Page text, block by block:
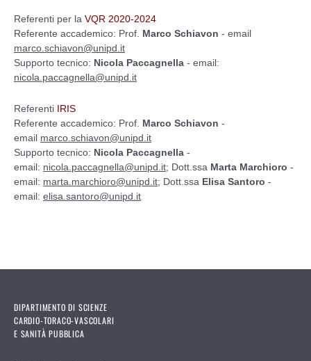
Referenti per la VQR 2020-2024
Referente accademico: Prof. Marco Schiavon - email
marco.schiavon@unipd.it
Supporto tecnico: Nicola Paccagnella - email:
nicola.paccagnella@unipd.it
Referenti IRIS
Referente accademico: Prof. Marco Schiavon -
email marco.schiavon@unipd.it
Supporto tecnico: Nicola Paccagnella -
email: nicola.paccagnella@unipd.it; Dott.ssa Marta Marchioro -
email: marta.marchioro@unipd.it; Dott.ssa Elisa Santoro -
email: elisa.santoro@unipd.it
DIPARTIMENTO DI SCIENZE
CARDIO-TORACO-VASCOLARI
E SANITÀ PUBBLICA